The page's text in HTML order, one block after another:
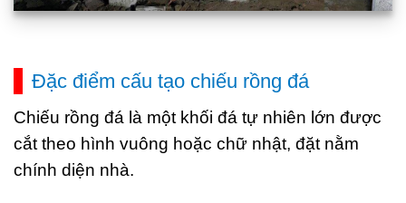
Đặc điểm cấu tạo chiếu rồng đá
Chiếu rồng đá là một khối đá tự nhiên lớn được
cắt theo hình vuông hoặc chữ nhật, đặt nằm
chính diện nhà.